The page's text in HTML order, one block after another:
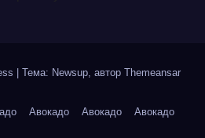
Тема: Newsup, автор Themeansar
Авокадо Авокадо Авокадо